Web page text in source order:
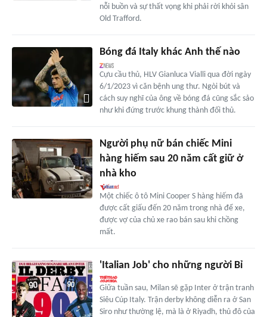
nỗi buồn và sự thất vọng khi phải rời khỏi sân
Old Trafford.
Bóng đá Italy khác Anh thế nào
Cựu cầu thủ, HLV Gianluca Vialli qua đời ngày
6/1/2023 vì căn bệnh ung thư. Ngòi bút và
cách suy nghĩ của ông về bóng đá cũng sắc sảo
như khi đứng trước khung thành đối thủ.
Người phụ nữ bán chiếc Mini
hàng hiếm sau 20 năm cất giữ ở
nhà kho
Một chiếc ô tô Mini Cooper S hàng hiếm đã
được cất giấu đến 20 năm trong nhà để xe,
được vợ của chủ xe rao bán sau khi chồng
mất.
'Italian Job' cho những người Bỉ
Giữa tuần sau, Milan sẽ gặp Inter ở trận tranh
Siêu Cúp Italy. Trận derby không diễn ra ở San
Siro như thường lệ, mà là ở Riyadh, thủ đô của